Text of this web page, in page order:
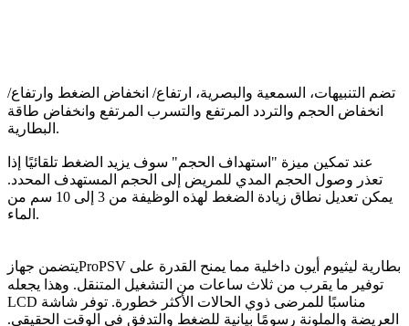
تضم التنبيهات، السمعية والبصرية، ارتفاع/ انخفاض الضغط وارتفاع/
انخفاض الحجم والتردد المرتفع والتسرب المرتفع وانخفاض طاقة
البطارية.
عند تمكين ميزة "استهداف الحجم" سوف يزيد الضغط تلقائيًا إذا
تعذر وصول الحجم المدي للمريض إلى الحجم المستهدف المحدد.
يمكن تعديل نطاق زيادة الضغط لهذه الوظيفة من 3 إلى 10 سم من
الماء.
يتضمن جهازProPSV بطارية ليثيوم أيون داخلية مما يمنح القدرة على
توفير ما يقرب من ثلاث ساعات من التشغيل المتنقل. وهذا يجعله
مناسبًا للمرضى ذوي الحالات الأكثر خطورة. توفر شاشة LCD
العريضة والملونة رسومًا بيانية للضغط والتدفق في الوقت الحقيقي.